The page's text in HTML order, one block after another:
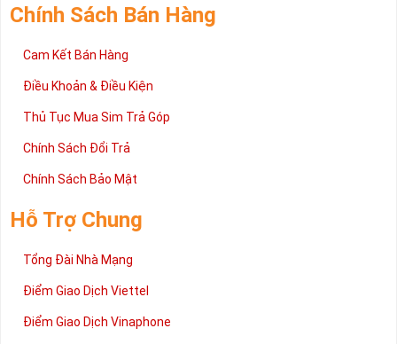
Chính Sách Bán Hàng
Cam Kết Bán Hàng
Điều Khoản & Điều Kiện
Thủ Tục Mua Sim Trả Góp
Chính Sách Đổi Trả
Chính Sách Bảo Mật
Hỗ Trợ Chung
Tổng Đài Nhà Mạng
Điểm Giao Dịch Viettel
Điểm Giao Dịch Vinaphone